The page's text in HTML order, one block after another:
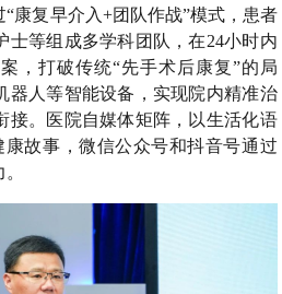
康复早介入+团队作战”模式，患者
士等组成多学科团队，在24小时内
，打破传统“先手术后康复”的局
器人等智能设备，实现院内精准治
接。医院自媒体矩阵，以生活化语
故事，微信公众号和抖音号通过